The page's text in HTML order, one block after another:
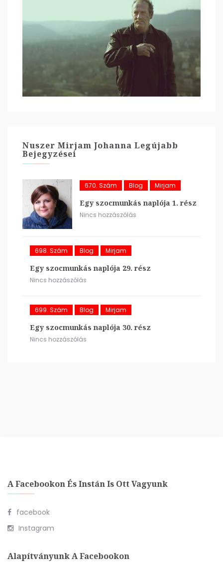
Nuszer Mirjam Johanna Legújabb
Bejegyzései
670. Szám Blog Mirjam
Egy szocmunkás naplója 1. rész
Nincs hozzászólás
698. Szám Blog Mirjam
Egy szocmunkás naplója 29. rész
Nincs hozzászólás
699. Szám Blog Mirjam
Egy szocmunkás naplója 30. rész
Nincs hozzászólás
A Facebookon És Instán Is Ott Vagyunk
facebook
Instagram
Alapítványunk A Facebookon